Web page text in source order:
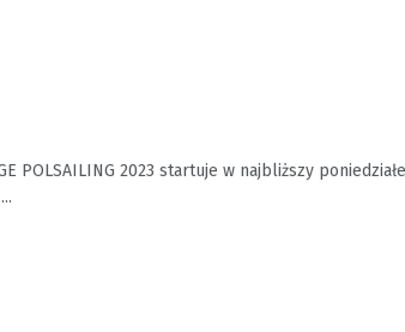
POLSAILING 2023 startuje w najbliższy